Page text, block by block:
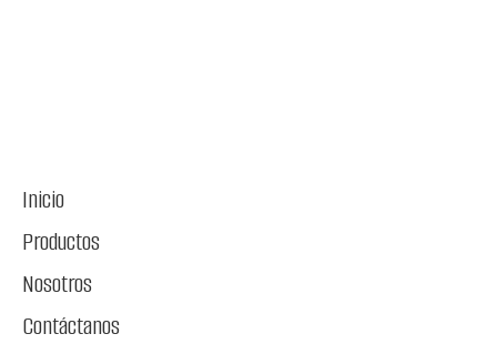
Inicio
Productos
Nosotros
Contáctanos